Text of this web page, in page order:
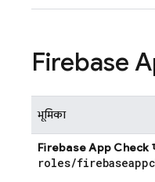
Firebase
भूमिका
Firebase App Check
roles/